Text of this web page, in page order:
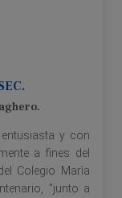
del
Colegio Marìa
"junto a